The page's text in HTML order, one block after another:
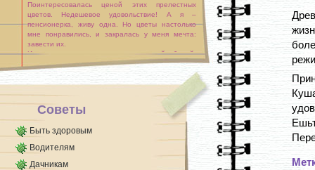
Поинтересовалась ценой этих прелестных
цветов. Недешевое удовольствие! А я –
пенсионерка, живу одна. Но цветы настолько
мне понравились, и закралась у меня мечта:
завести их.
И вот подруга приглашает меня на свой юбилей.
Я долго [...]
Советы
Быть здоровым
Водителям
Дачникам